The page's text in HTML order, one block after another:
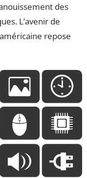
des
L’avenir de
repose